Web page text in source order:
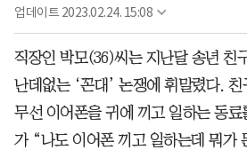
업데이트 2023.02.24. 15:08
직장인 박모(36)씨는 지난달 송년 친
난데없는 ‘꼰대’ 논쟁에 휘말렸다.
무선 이어폰을 귀에 끼고 일하는 동
가 “나도 이어폰 끼고 일하는데 뭐가